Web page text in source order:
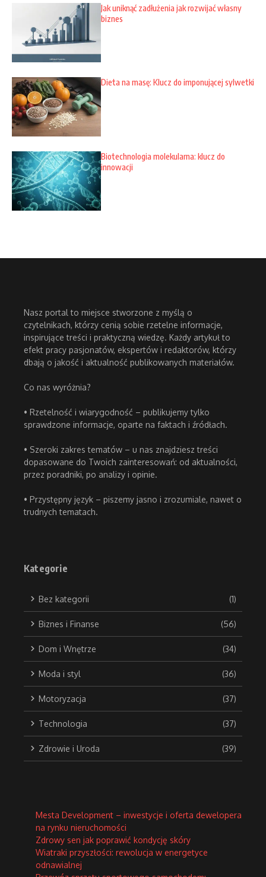
Jak uniknąć zadłużenia jak rozwijać własny
biznes
Dieta na masę: Klucz do imponującej sylwetki
Biotechnologia molekularna: klucz do
innowacji
Nasz portal to miejsce stworzone z myślą o
czytelnikach, którzy cenią sobie rzetelne informacje,
inspirujące treści i praktyczną wiedzę. Każdy artykuł to
efekt pracy pasjonatów, ekspertów i redaktorów, którzy
dbają o jakość i aktualność publikowanych materiałów.
Co nas wyróżnia?
• Rzetelność i wiarygodność – publikujemy tylko
sprawdzone informacje, oparte na faktach i źródłach.
• Szeroki zakres tematów – u nas znajdziesz treści
dopasowane do Twoich zainteresowań: od aktualności,
przez poradniki, po analizy i opinie.
• Przystępny język – piszemy jasno i zrozumiale, nawet o
trudnych tematach.
Kategorie
Bez kategorii (1)
Biznes i Finanse (56)
Dom i Wnętrze (34)
Moda i styl (36)
Motoryzacja (37)
Technologia (37)
Zdrowie i Uroda (39)
Mesta Development – inwestycje i oferta dewelopera
na rynku nieruchomości
Zdrowy sen jak poprawić kondycję skóry
Wiatraki przyszłości: rewolucja w energetyce
odnawialnej